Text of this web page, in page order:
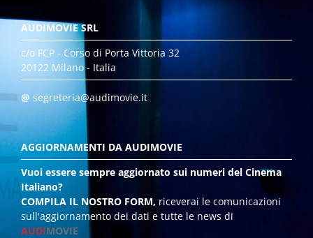
AUDIMOVIE SRL
c/o FCP - Corso di Porta Vittoria 32
20122 Milano - Italia
@ segreteria@audimovie.it
AGGIORNAMENTI DA AUDIMOVIE
Vuoi essere sempre aggiornato sui numeri del Cinema
Italiano?
COMPILA IL NOSTRO FORM, riceverai le comunicazioni
sull'aggiornamento dei dati e tutte le news di
AUDIMOVIE